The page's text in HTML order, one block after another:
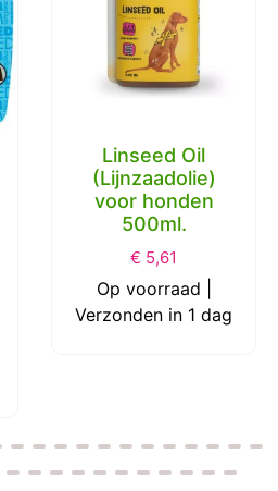
Linseed Oil
(Lijnzaadolie)
voor honden
500ml.
€ 5,61
Op voorraad |
Verzonden in 1 dag